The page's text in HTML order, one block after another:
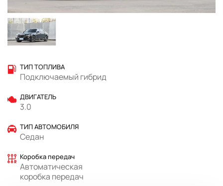
ТИП ТОПЛИВА
Подключаемый гибрид
ДВИГАТЕЛЬ
3.0
ТИП АВТОМОБИЛЯ
Седан
Коробка передач
Автоматическая
коробка передач